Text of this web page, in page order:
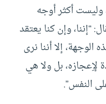
وليست أكثر أوجه
“إننا، وإن كنا يعتقد
الوجهة، إلا أننا نرى
لإِعجازه، بل ولا هي
النفس”.